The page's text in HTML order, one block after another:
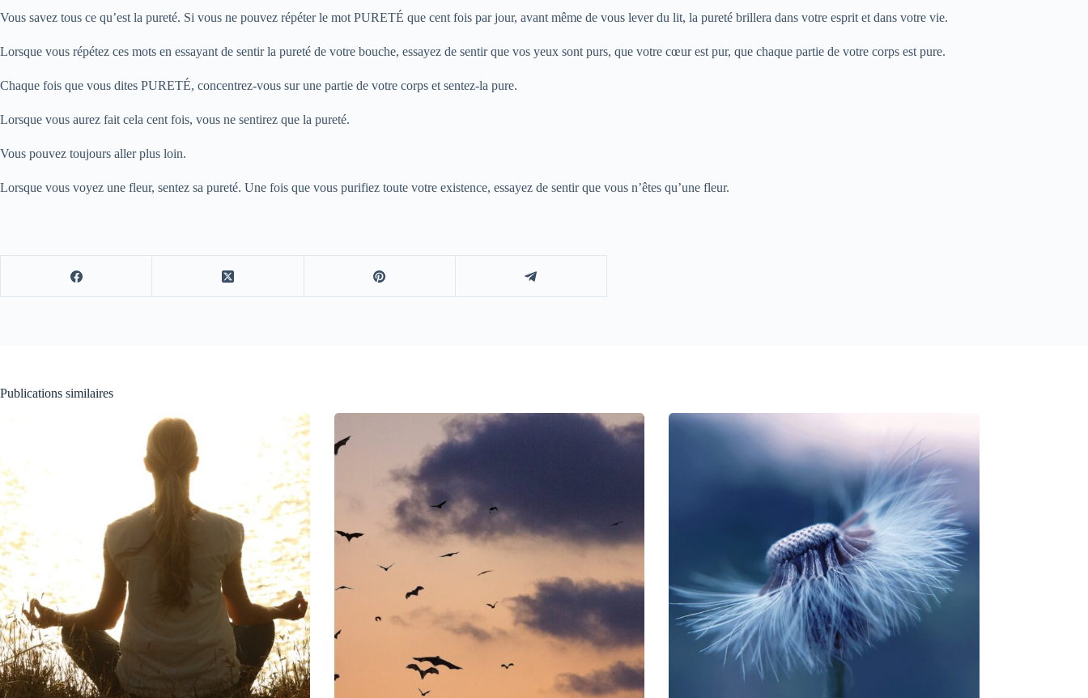
Vous savez tous ce qu’est la pureté. Si vous ne pouvez répéter le mot PURETÉ que cent fois par jour, avant même de vous lever du lit, la pureté brillera dans votre esprit et dans votre vie.
Lorsque vous répétez ces mots en essayant de sentir la pureté de votre bouche, essayez de sentir que vos yeux sont purs, que votre cœur est pur, que chaque partie de votre corps est pure.
Chaque fois que vous dites PURETÉ, concentrez-vous sur une partie de votre corps et sentez-la pure.
Lorsque vous aurez fait cela cent fois, vous ne sentirez que la pureté.
Vous pouvez toujours aller plus loin.
Lorsque vous voyez une fleur, sentez sa pureté. Une fois que vous purifiez toute votre existence, essayez de sentir que vous n’êtes qu’une fleur.
Publications similaires